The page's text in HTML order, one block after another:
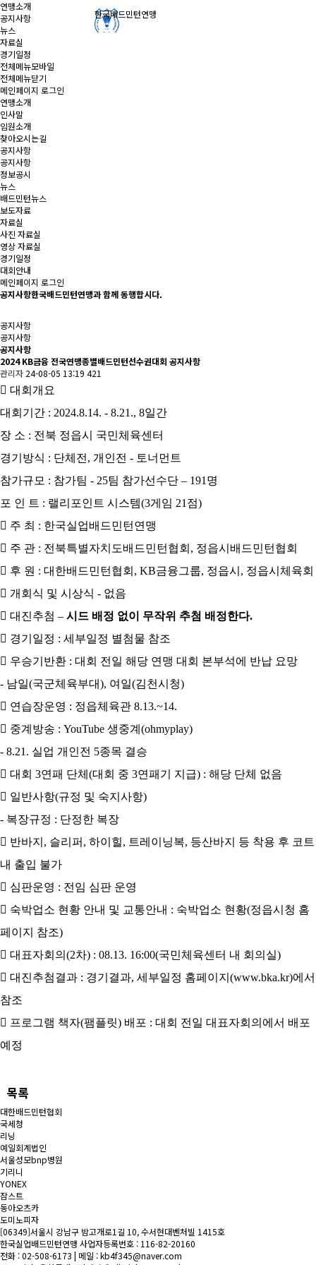
한국배드민턴연맹
연맹소개
공지사항
뉴스
자료실
경기일정
전체메뉴모바일
전체메뉴닫기
메인페이지 로그인
연맹소개
인사말
임원소개
찾아오시는길
공지사항
공지사항
정보공시
뉴스
배드민턴뉴스
보도자료
자료실
사진 자료실
영상 자료실
경기일정
대회안내
메인페이지 로그인
공지사항한국배드민턴연맹과 함께 동행합시다.
공지사항
공지사항
공지사항
2024 KB금융 전국연맹종별배드민턴선수권대회 공지사항
관리자 24-08-05 13:19 421
 대회개요
대회기간 : 2024.8.14. - 8.21., 8일간
장 소 : 전북 정읍시 국민체육센터
경기방식 : 단체전 , 개인전 - 토너먼트
참가규모 : 참가팀 - 25팀 참가선수단 – 191 명
포 인 트 : 랠리포인트 시스템(3게임 21 점)
 주 최 : 한국실업배드민턴연맹
 주 관 : 전북특별자치도배드민턴협회 , 정읍시배드민턴협회
 후 원 : 대한배드민턴협회 , KB금융그룹, 정읍시 , 정읍시체육회
 개회식 및 시상식 - 없음
 대진추첨 – 시드 배정 없이 무작위 추첨 배정한다.
 경기일정 : 세부일정 별첨물 참조
 우승기반환 : 대회 전일 해당 연맹 대회 본부석에 반납 요망
- 남일(국군체육부대), 여일(김천시청)
 연습장운영 : 정읍체육관 8.13.~14.
 중계방송 : YouTube 생중계 (ohmyplay)
- 8.21. 실업 개인전 5종목 결승
 대회 3연패 단체 (대회 중 3연패기 지급) : 해당 단체 없음
 일반사항(규정 및 숙지사항)
- 복장규정 : 단정한 복장
 반바지 , 슬리퍼 , 하이힐, 트레이닝복, 등산바지 등 착용 후 코트
내 출입 불가
 심판운영 : 전임 심판 운영
 숙박업소 현황 안내 및 교통안내 : 숙박업소 현황(정읍시청 홈
페이지 참조)
 대표자회의 (2차) : 08.13. 16:00(국민체육센터 내 회의실)
 대진추첨결과 : 경기결과, 세부일정 홈페이지 (www.bka.kr)에서
참조
 프로그램 책자(팸플릿) 배포 : 대회 전일 대표자회의에서 배포
예정
목록
대한배드민턴협회
국세청
리닝
예일회계법인
서울성모bnp병원
기리니
YONEX
잠스트
동아오츠카
도미노피자
[06349]서울시 강남구 밤고개로1길 10, 수서현대벤처빌 1415호
한국실업배드민턴연맹 사업자등록번호 : 116-82-20160
전화 : 02-508-6173 | 메일 : kb4f345@naver.com